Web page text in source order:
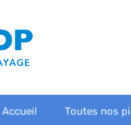
Accueil Toutes nos